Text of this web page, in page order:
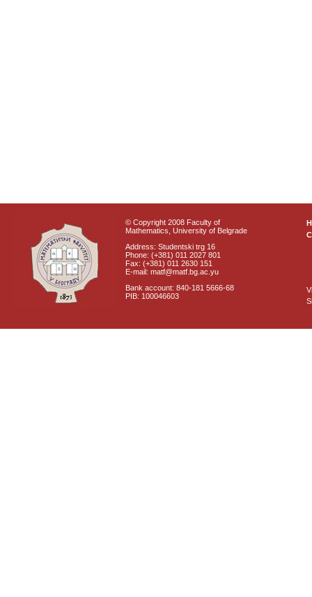
© Copyright 2008 Faculty of
Mathematics, University of Belgrade
Address: Studentski trg 16
Phone: (+381) 011 2027 801
Fax: (+381) 011 2630 151
E-mail: matf@matf.bg.ac.yu
Bank account: 840-181 5666-68
PIB: 100046603